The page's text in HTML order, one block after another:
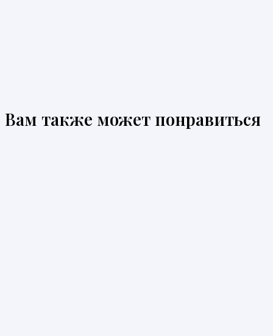
Вам также может понравиться